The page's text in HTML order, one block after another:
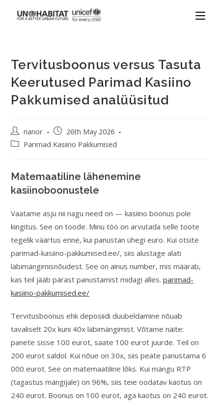
Tervitusboonus versus Tasuta
Keerutused Parimad Kasiino
Pakkumised analüüsitud
nanor
26th May 2026
Parimad Kasiino Pakkumised
Matemaatiline lähenemine
kasiinoboonustele
Vaatame asju nii nagu need on — kasiino boonus pole
kingitus. See on toode. Minu töö on arvutada selle toote
tegelik väärtus enne, kui panustan ühegi euro. Kui otsite
parimad-kasiino-pakkumised.ee/, siis alustage alati
läbimängimisnõudest. See on ainus number, mis määrab,
kas teil jääb pärast panustamist midagi alles.parimad-
kasiino-pakkumised.ee/
Tervitusboonus ehk deposiidi duubeldamine nõuab
tavaliselt 20x kuni 40x läbimängimist. Võtame näite:
panete sisse 100 eurot, saate 100 eurot juurde. Teil on
200 eurot saldol. Kui nõue on 30x, siis peate panustama 6
000 eurot. See on matemaatiline lõks. Kui mängu RTP
(tagastus mängijale) on 96%, siis teie oodatav kaotus on
240 eurot. Boonus on 100 eurot, aga kaotus on 240 eurot.